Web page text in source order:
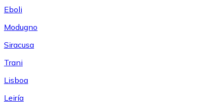
Eboli
Modugno
Siracusa
Trani
Lisboa
Leiría